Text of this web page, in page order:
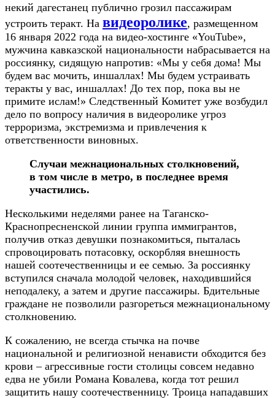
некий дагестанец публично грозил пассажирам
устроить теракт. На видеоролике, размещенном
16 января 2022 года на видео-хостинге «YouTube»,
мужчина кавказской национальности набрасывается на
россиянку, сидящую напротив: «Мы у себя дома! Мы
будем вас мочить, иншаллах! Мы будем устраивать
теракты у вас, иншаллах! До тех пор, пока вы не
примите ислам!» Следственный Комитет уже возбудил
дело по вопросу наличия в видеоролике угроз
терроризма, экстремизма и привлечения к
ответственности виновных.
Случаи межнациональных столкновений,
в том числе в метро, в последнее время
участились.
Несколькими неделями ранее на Таганско-
Краснопресненской линии группа иммигрантов,
получив отказ девушки познакомиться, пыталась
спровоцировать потасовку, оскорбляя внешность
нашей соотечественницы и ее семью. За россиянку
вступился сначала молодой человек, находившийся
неподалеку, а затем и другие пассажиры. Бдительные
граждане не позволили разгореться межнациональному
столкновению.
К сожалению, не всегда стычка на почве
национальной и религиозной ненависти обходится без
крови – агрессивные гости столицы совсем недавно
едва не убили Романа Ковалева, когда тот решил
защитить нашу соотечественницу. Троица нападавших